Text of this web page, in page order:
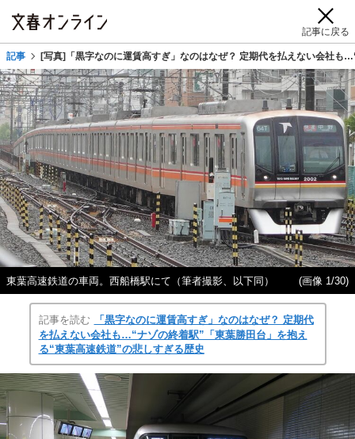
記事に戻る
記事 [写真]「黒字なのに運賃高すぎ」なのはなぜ？ 定期代を払えない会社も
東葉高速鉄道の車両。西船橋駅にて（筆者撮影、以下同） (画像 1/30)
記事を読む
「黒字なのに運賃高すぎ」なのはなぜ？ 定期代
を払えない会社も…“ナゾの終着駅”「東葉勝田台」を抱え
る“東葉高速鉄道”の悲しすぎる歴史